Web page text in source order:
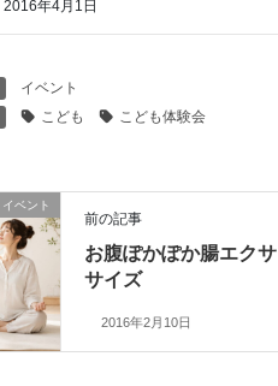
2016年4月1日
イベント
こども こども体験会
イベント
前の記事
お腹ぽかぽか腸エクサ
サイズ
2016年2月10日